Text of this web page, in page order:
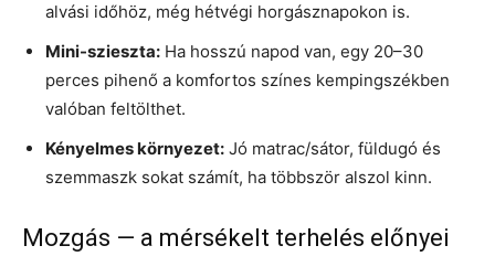
alvási időhöz, még hétvégi horgásznapokon is.
Mini-szieszta: Ha hosszú napod van, egy 20–30
perces pihenő a komfortos színes kempingszékben
valóban feltölthet.
Kényelmes környezet: Jó matrac/sátor, füldugó és
szemmaszk sokat számít, ha többször alszol kinn.
Mozgás — a mérsékelt terhelés előnyei